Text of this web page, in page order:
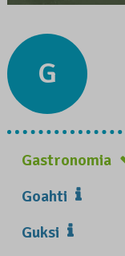
G
Gastronomia
Goahti
Guksi